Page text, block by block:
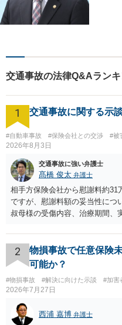
交通事故の法律Q&Aラン
1 交通事故に関する示
#自動車事故 #保険会社との交渉 #被
2026年8月3日
交通事故に強い弁護士
髙橋 俊太 弁護士
相手方保険会社から慰謝料約31
ですが、慰謝料額の妥当性につ
叔母様の受傷内容、治療期間、
確認する必要があります。保険
は、弁護士が介入することに
で、以下の資料・情報を準備
をお勧めいたします。 ・相手
示書類 ・叔母様の診断名、けが
・入院の有無、通院回数 ・現
やご家族等が加入している保険
用特約が付帯しているか なお、
2
物損事故で任意保険
可能か？
#物損事故 #解決に向けた示談 #加害
2026年7月27日
西浦 嘉博 弁護士